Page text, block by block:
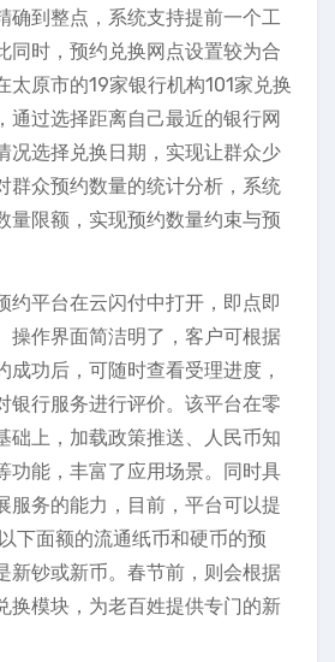
确到整点，系统支持提前一个工
同时，预约兑换网点设置较为合
太原市的19家银行机构101家兑换
通过选择距离自己最近的银行网
况选择兑换日期，实现让群众少
群众预约数量的统计分析，系统
量限额，实现预约数量约束与预
约平台在云闪付中打开，即点即
操作界面简洁明了，客户可根据
成功后，可随时查看受理进度，
银行服务进行评价。该平台在零
础上，加载政策推送、人民币知
功能，丰富了应用场景。同时具
服务的能力，目前，平台可以提
下面额的流通纸币和硬币的预
新钞或新币。春节前，则会根据
换模块，为老百姓提供专门的新